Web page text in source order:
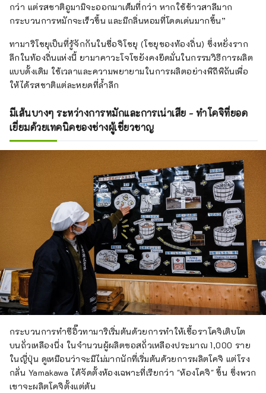
กว่า แต่รสชาติอูมามิจะออกมาเต็มที่กว่า หากใช้ข้าวสาลีมาก
กระบวนการหมักจะเร็วขึ้น และมีกลิ่นหอมที่โดดเด่นมากขึ้น”
ทามาริโชยุเป็นที่รู้จักกันในชื่อจิโชยุ (โชยุของท้องถิ่น) ซึ่งหยั่งราก
ลึกในท้องถิ่นแห่งนี้ ยามาคาวะโจโซยังคงยึดมั่นในกรรมวิธีการผลิต
แบบดั้งเดิม ใช้เวลาและความพยายามในการผลิตอย่างพิถีพิถันเพื่อ
ให้ได้รสชาติแต่ละหยดที่ล้ำลึก
มีเส้นบางๆ ระหว่างการหมักและการเน่าเสีย - ทำโคจิที่ยอด
เยี่ยมด้วยเทคนิคของช่างผู้เชี่ยวชาญ
กระบวนการทำซีอิ๊วทามาริเริ่มต้นด้วยการทำให้เชื้อราโคจิเติบโต
บนถั่วเหลืองนึ่ง ในจำนวนผู้ผลิตซอสถั่วเหลืองประมาณ 1,000 ราย
ในญี่ปุ่น ดูเหมือนว่าจะมีไม่มากนักที่เริ่มต้นด้วยการผลิตโคจิ แต่โรง
กลั่น Yamakawa ได้จัดตั้งห้องเฉพาะที่เรียกว่า "ห้องโคจิ" ขึ้น ซึ่งพวก
เขาจะผลิตโคจิตั้งแต่ต้น